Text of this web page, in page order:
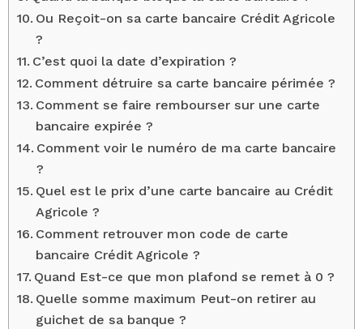
Ou Reçoit-on sa carte bancaire Crédit Agricole
?
C’est quoi la date d’expiration ?
Comment détruire sa carte bancaire périmée ?
Comment se faire rembourser sur une carte
bancaire expirée ?
Comment voir le numéro de ma carte bancaire
?
Quel est le prix d’une carte bancaire au Crédit
Agricole ?
Comment retrouver mon code de carte
bancaire Crédit Agricole ?
Quand Est-ce que mon plafond se remet à 0 ?
Quelle somme maximum Peut-on retirer au
guichet de sa banque ?